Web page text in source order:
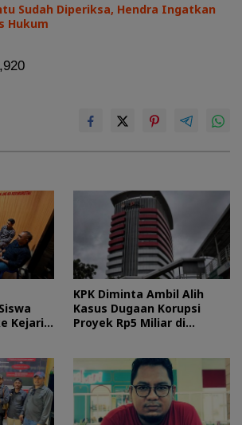
Sudah Diperiksa, Hendra Ingatkan
Hukum
Kejari
KPK Diminta Ambil Alih
Kasus Dugaan Korupsi
Proyek Rp5 Miliar di